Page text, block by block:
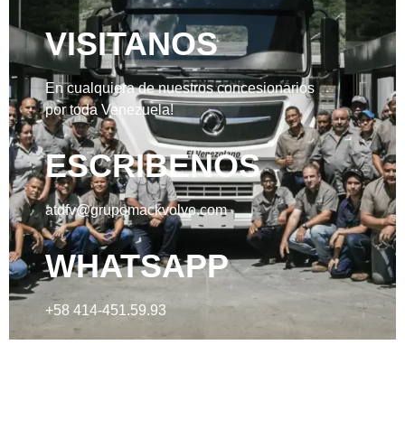
VISITANOS
En cualquiera de nuestros concesionarios
por toda Venezuela!
ESCRIBENOS
atdfv@grupomackvolvo.com
WHATSAPP
+58 414-451.59.93